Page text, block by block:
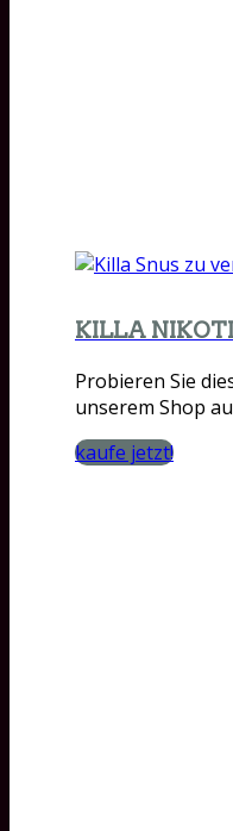
KILLA
Probieren Sie
unserem Shop
kaufe jetzt!